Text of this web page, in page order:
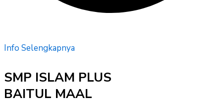
Info Selengkapnya
SMP ISLAM PLUS
BAITUL MAAL